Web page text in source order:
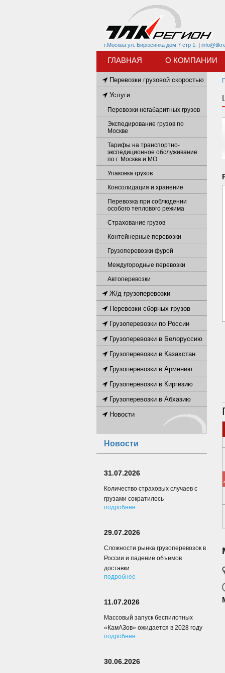
г.Москва ул. Бирюсинка дом 7 стр 1. |
ГЛАВНАЯ О КОМПАНИИ
Перевозки грузовой скоростью
Услуги
Перевозки негабаритных грузов
Экспедирование грузов по
Москве
Тарифы на транспортно-
экспедиционное обслуживание
по г. Москва и МО
Упаковка грузов
Консолидация и хранение
Перевозка при соблюдении
особого теплового режима
Страхование грузов
Контейнерные перевозки
Грузоперевозки фурой
Междугородные перевозки
Автоперевозки
Ж/д грузоперевозки
Перевозки сборных грузов
Грузоперевозки по России
Грузоперевозки в Белоруссию
Грузоперевозки в Казахстан
Грузоперевозки в Армению
Грузоперевозки в Киргизию
Грузоперевозки в Абхазию
Новости
Новости
31.07.2026
Количество страховых случаев с
грузами сократилось
подробнее
29.07.2026
Сложности рынка грузоперевозок в
России и падение объемов
доставки
подробнее
11.07.2026
Массовый запуск беспилотных
«КамАЗов» ожидается в 2028 году
подробнее
30.06.2026